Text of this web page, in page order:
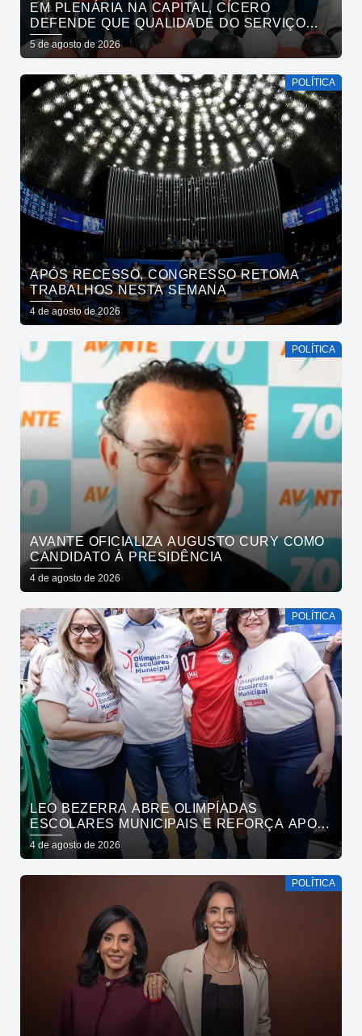
EM PLENÁRIA NA CAPITAL, CÍCERO
DEFENDE QUE QUALIDADE DO SERVIÇO
PÚBLICO ESTADUAL SUPERE O DA
INICIATIVA PRIVADA
5 de agosto de 2026
POLÍTICA
APÓS RECESSO, CONGRESSO RETOMA
TRABALHOS NESTA SEMANA
4 de agosto de 2026
POLÍTICA
AVANTE OFICIALIZA AUGUSTO CURY COMO
CANDIDATO À PRESIDÊNCIA
4 de agosto de 2026
POLÍTICA
LEO BEZERRA ABRE OLIMPÍADAS
ESCOLARES MUNICIPAIS E REFORÇA APOIO
DA PREFEITURA DE JOÃO PESSOA AO
ESPORTE
4 de agosto de 2026
POLÍTICA